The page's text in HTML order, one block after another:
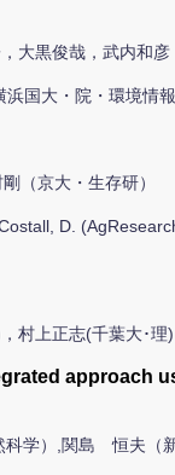
大黒俊哉，武内和彦
浜国大・院・環境情
（京大・生存研）
D.
村上正志(千葉大･理)
approach
科学）,関島 恒夫（